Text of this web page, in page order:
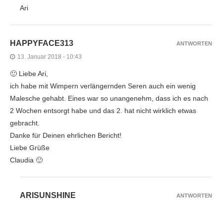
Ari
HAPPYFACE313
13. Januar 2018 - 10:43
🙂 Liebe Ari,
ich habe mit Wimpern verlängernden Seren auch ein wenig
Malesche gehabt. Eines war so unangenehm, dass ich es nach
2 Wochen entsorgt habe und das 2. hat nicht wirklich etwas
gebracht.
Danke für Deinen ehrlichen Bericht!
Liebe Grüße
Claudia 🙂
ANTWORTEN
ARISUNSHINE ANTWORTEN